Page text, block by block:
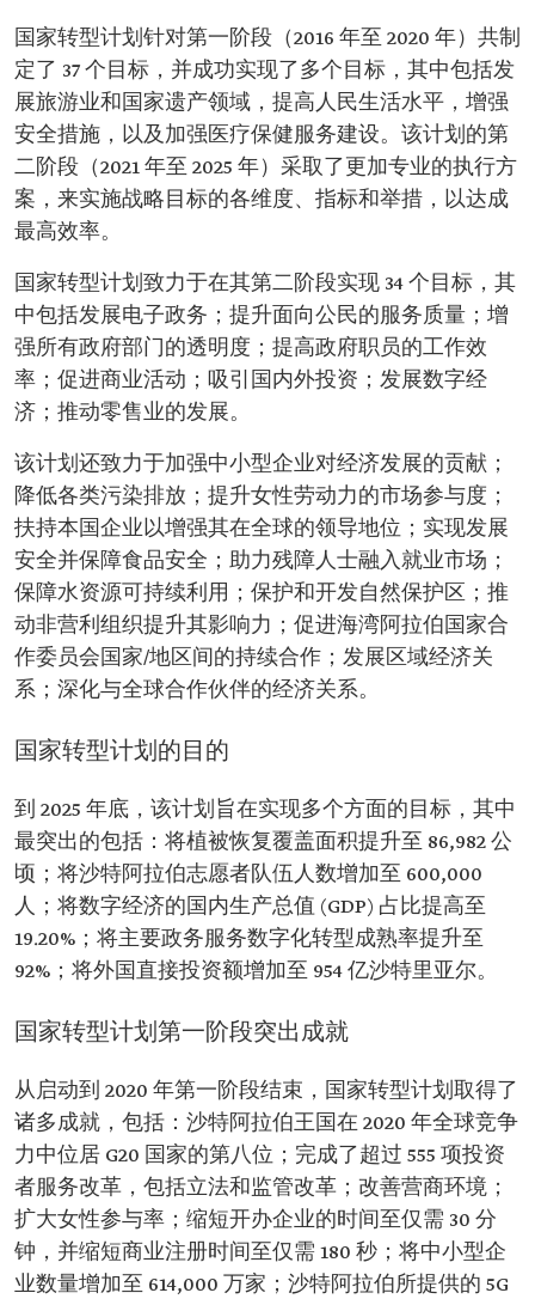
国家转型计划针对第一阶段（2016 年至 2020 年）共制
定了 37 个目标，并成功实现了多个目标，其中包括发
展旅游业和国家遗产领域，提高人民生活水平，增强
安全措施，以及加强医疗保健服务建设。该计划的第
二阶段（2021 年至 2025 年）采取了更加专业的执行方
案，来实施战略目标的各维度、指标和举措，以达成
最高效率。
国家转型计划致力于在其第二阶段实现 34 个目标，其
中包括发展电子政务；提升面向公民的服务质量；增
强所有政府部门的透明度；提高政府职员的工作效
率；促进商业活动；吸引国内外投资；发展数字经
济；推动零售业的发展。
该计划还致力于加强中小型企业对经济发展的贡献；
降低各类污染排放；提升女性劳动力的市场参与度；
扶持本国企业以增强其在全球的领导地位；实现发展
安全并保障食品安全；助力残障人士融入就业市场；
保障水资源可持续利用；保护和开发自然保护区；推
动非营利组织提升其影响力；促进海湾阿拉伯国家合
作委员会国家/地区间的持续合作；发展区域经济关
系；深化与全球合作伙伴的经济关系。
国家转型计划的目的
到 2025 年底，该计划旨在实现多个方面的目标，其中
最突出的包括：将植被恢复覆盖面积提升至 86,982 公
顷；将沙特阿拉伯志愿者队伍人数增加至 600,000
人；将数字经济的国内生产总值 (GDP) 占比提高至
19.20%；将主要政务服务数字化转型成熟率提升至
92%；将外国直接投资额增加至 954 亿沙特里亚尔。
国家转型计划第一阶段突出成就
从启动到 2020 年第一阶段结束，国家转型计划取得了
诸多成就，包括：沙特阿拉伯王国在 2020 年全球竞争
力中位居 G20 国家的第八位；完成了超过 555 项投资
者服务改革，包括立法和监管改革；改善营商环境；
扩大女性参与率；缩短开办企业的时间至仅需 30 分
钟，并缩短商业注册时间至仅需 180 秒；将中小型企
业数量增加至 614,000 万家；沙特阿拉伯所提供的 5G